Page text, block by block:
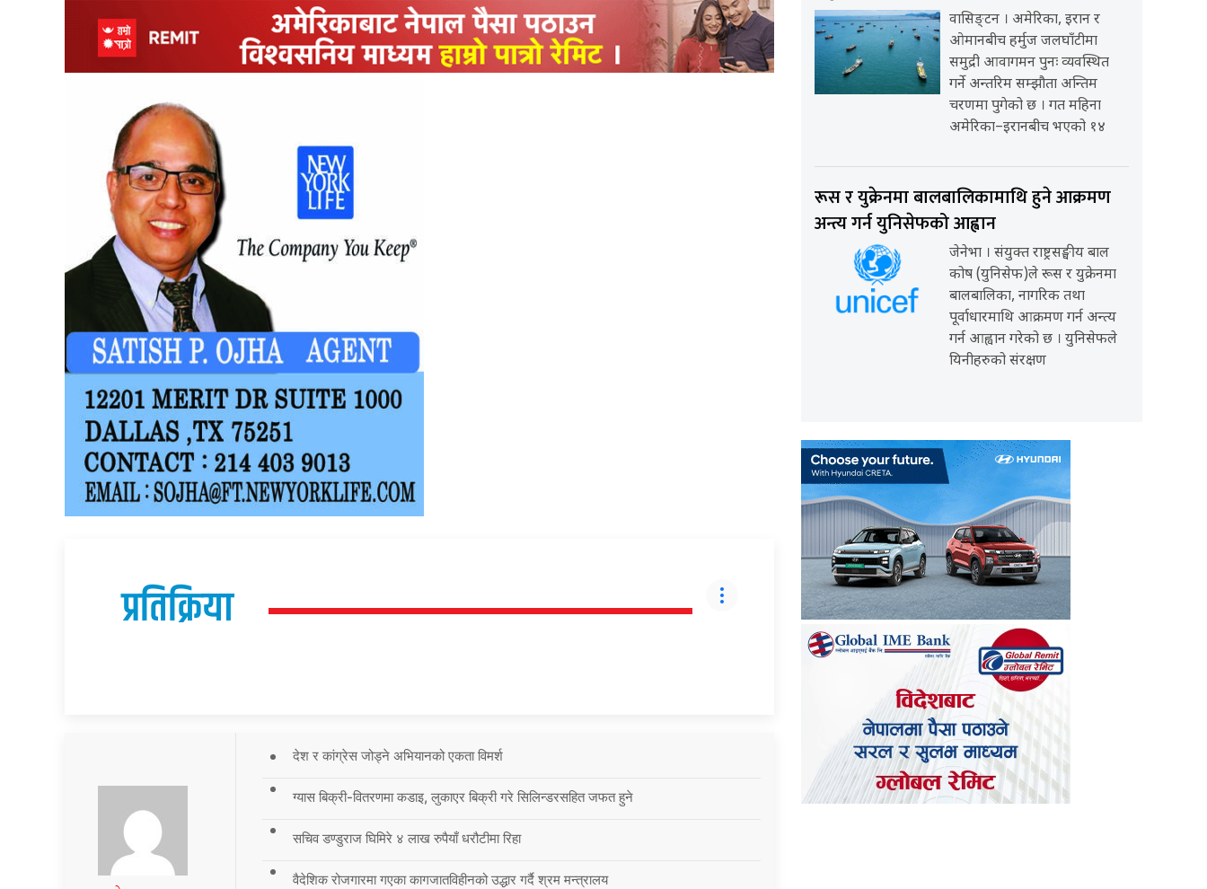
प्रतिक्रिया
देश र कांग्रेस जोड्ने अभियानको एकता विमर्श
ग्यास बिक्री-वितरणमा कडाइ, लुकाएर बिक्री गरे सिलिन्डरसहित जफत हुने
सचिव डण्डुराज घिमिरे ४ लाख रुपैयाँ धरौटीमा रिहा
वैदेशिक रोजगारमा गएका कागजातविहीनको उद्धार गर्दै श्रम मन्त्रालय
वासिङ्टन । अमेरिका, इरान र
ओमानबीच हर्मुज जलघाँटीमा
समुद्री आवागमन पुनः व्यवस्थित
गर्ने अन्तरिम सम्झौता अन्तिम
चरणमा पुगेको छ । गत महिना
अमेरिका–इरानबीच भएको १४
रूस र युक्रेनमा बालबालिकामाथि हुने आक्रमण
अन्त्य गर्न युनिसेफको आह्वान
जेनेभा । संयुक्त राष्ट्रसङ्घीय बाल
कोष (युनिसेफ)ले रूस र युक्रेनमा
बालबालिका, नागरिक तथा
पूर्वाधारमाथि आक्रमण गर्न अन्त्य
गर्न आह्वान गरेको छ । युनिसेफले
यिनीहरुको संरक्षण